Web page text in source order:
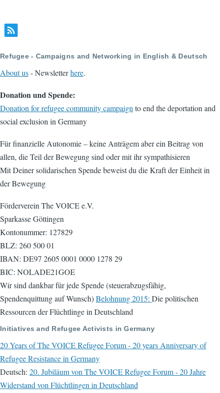
Refugee - Campaigns and Networking in English & Deutsch
About us- Newsletterhere.
Donation und Spende:
Donation for refugee community campaignto end the deportation and
social exclusion in Germany
Für finanzielle Autonomie – keine Anträgem aber ein Beitrag von
allen, die Teil der Bewegung sind oder mit ihr sympathisieren
Mit Deiner solidarischen Spende beweist du die Kraft der Einheit in
der Bewegung
Förderverein The VOICE e.V.
Sparkasse Göttingen
Kontonummer: 127829
BLZ: 260 500 01
IBAN: DE97 2605 0001 0000 1278 29
BIC: NOLADE21GOE
Wir sind dankbar für jede Spende (steuerabzugsfähig,
Spendenquittung auf Wunsch)Belohnung 2015: Die politischen
Ressourcen der Flüchtlinge in Deutschland
Initiatives and Refugee Activists in Germany
20 Years of The VOICE Refugee Forum - 20 years Anniversary of
Refugee Resistance in Germany
Deutsch: 20. Jubiläum von The VOICE Refugee Forum - 20 Jahre
Widerstand von Flüchtlingen in Deutschland